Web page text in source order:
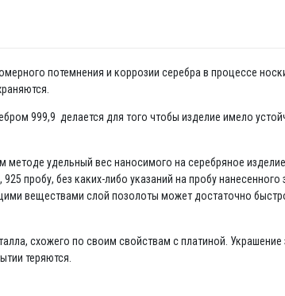
потемнения и коррозии серебра в процессе
999,9 делается для того чтобы изделие имело
удельный вес наносимого на серебряное
пробу, без каких-либо указаний на пробу
веществами слой позолоты может достаточно
схожего по своим свойствам с платиной.
теряются.